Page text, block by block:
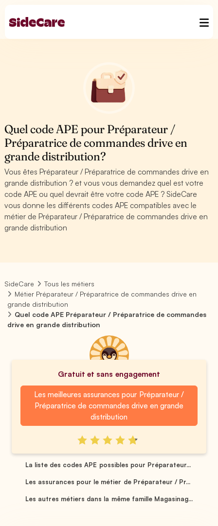
Quel code APE pour Préparateur /
Préparatrice de commandes drive en
grande distribution?
Vous êtes Préparateur / Préparatrice de commandes drive en
grande distribution ? et vous vous demandez quel est votre
code APE ou quel devrait être votre code APE ? SideCare
vous donne les différents codes APE compatibles avec le
métier de Préparateur / Préparatrice de commandes drive en
grande distribution
SideCare
Tous les métiers
Métier Préparateur / Préparatrice de commandes drive en
grande distribution
Quel code APE Préparateur / Préparatrice de commandes
drive en grande distribution
Gratuit et sans engagement
Les meilleures assurances pour Préparateur /
Préparatrice de commandes drive en grande
distribution
La liste des codes APE possibles pour Préparateur...
Les assurances pour le métier de Préparateur / Pr...
Les autres métiers dans la même famille Magasinag...